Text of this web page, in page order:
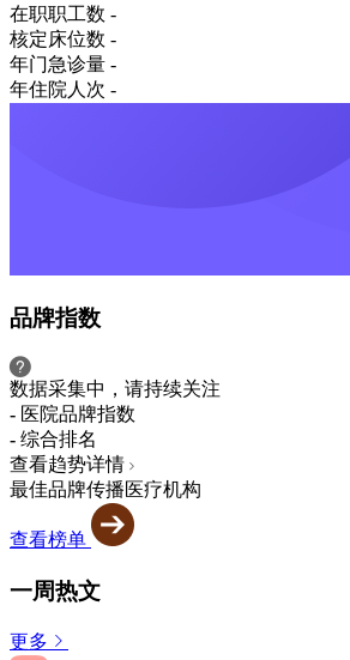
在职职工数 -
核定床位数 -
年门急诊量 -
年住院人次 -
品牌指数
数据采集中，请持续关注
- 医院品牌指数
- 综合排名
查看趋势详情
最佳品牌传播医疗机构
查看榜单
一周热文
更多